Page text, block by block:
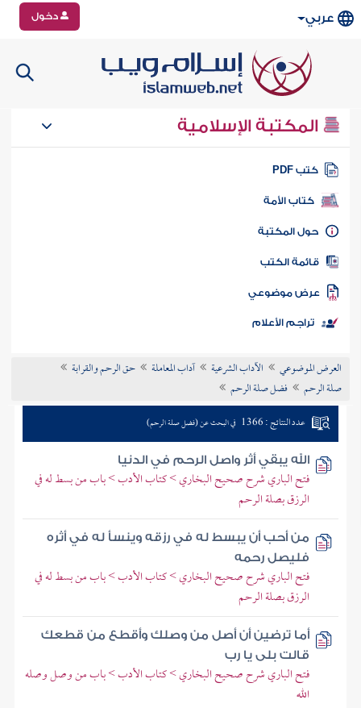
عربي دخول
المكتبة الإسلامية
كتب PDF
كتاب الأمة
المكتبة
الكتب
موضوعي
تراجم الأعلام
العرض الموضوعي الآداب الشرعية آداب المعاملة
حق الرحم والقرابة
صلة الرحم
فضل صلة الرحم
عدد النتائج : 1366 في البحث عن (فضل صلة الرحم)
الله يبقي أثر واصل الرحم في الدنيا
فتح الباري شرح صحيح البخاري > كتاب الأدب > باب من بسط له في
الرزق بصلة الرحم
من أحب أن يبسط له في رزقه وينسأ له في أثره
فليصل رحمه
فتح الباري شرح صحيح البخاري > كتاب الأدب > باب من بسط له في
الرزق بصلة الرحم
أما ترضين أن أصل من وصلك وأقطع من قطعك
قالت بلى يا رب
فتح الباري شرح صحيح البخاري > كتاب الأدب > باب من وصل وصله
الله